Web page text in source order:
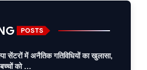
POSTS
सेंटरों में अनैतिक गतिविधियों का खुलासा,
को …